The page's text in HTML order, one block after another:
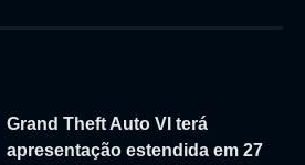
Grand Theft Auto VI terá
apresentação estendida em 27